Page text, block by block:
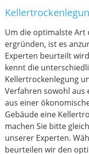
Um die optimalste Art
ergründen, ist es
Experten beurteilt
kennt die
Kellertrockenlegung
Verfahren sowohl aus
aus einer
Gebäude eine
machen Sie bitte
unserer Experten.
beurteilen wir den